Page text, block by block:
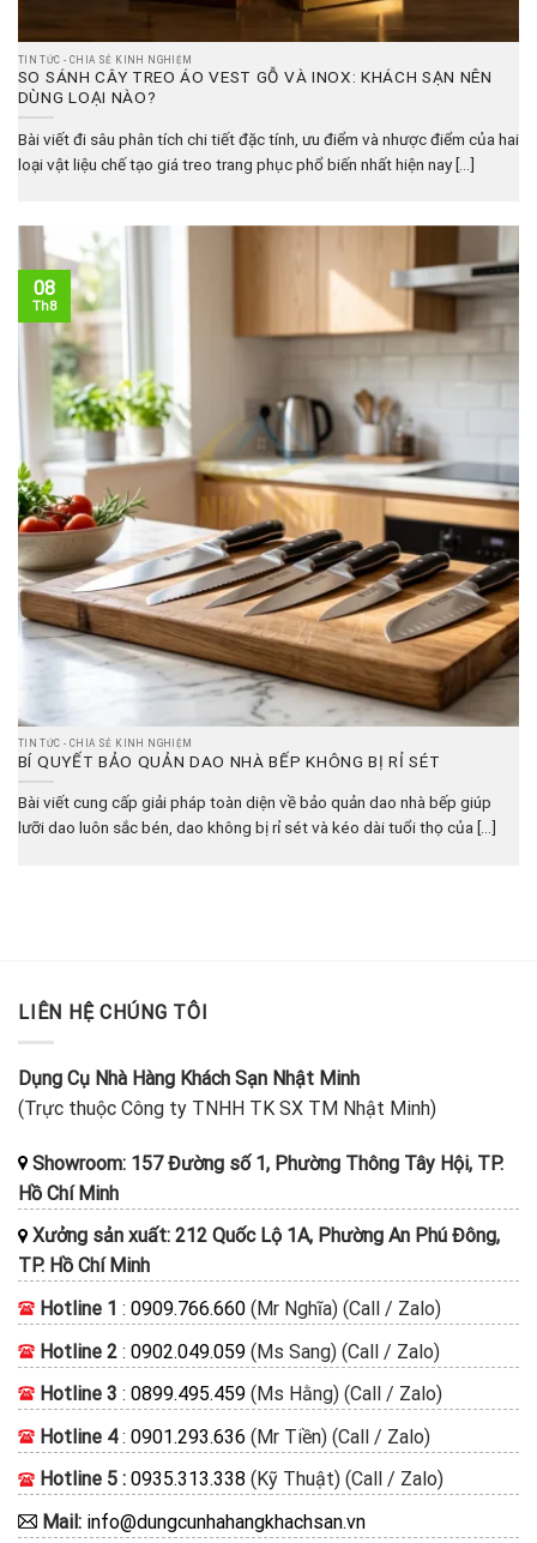
TIN TỨC - CHIA SẺ KINH NGHIỆM
SO SÁNH CÂY TREO ÁO VEST GỖ VÀ INOX: KHÁCH SẠN NÊN
DÙNG LOẠI NÀO?
Bài viết đi sâu phân tích chi tiết đặc tính, ưu điểm và nhược điểm của hai
loại vật liệu chế tạo giá treo trang phục phổ biến nhất hiện nay [...]
TIN TỨC - CHIA SẺ KINH NGHIỆM
BÍ QUYẾT BẢO QUẢN DAO NHÀ BẾP KHÔNG BỊ RỈ SÉT
Bài viết cung cấp giải pháp toàn diện về bảo quản dao nhà bếp giúp
lưỡi dao luôn sắc bén, dao không bị rỉ sét và kéo dài tuổi thọ của [...]
08
Th8
LIÊN HỆ CHÚNG TÔI
Dụng Cụ Nhà Hàng Khách Sạn Nhật Minh
(Trực thuộc Công ty TNHH TK SX TM Nhật Minh)
Showroom: 157 Đường số 1, Phường Thông Tây Hội, TP.
Hồ Chí Minh
Xưởng sản xuất: 212 Quốc Lộ 1A, Phường An Phú Đông,
TP. Hồ Chí Minh
Hotline 1 : 0909.766.660 (Mr Nghĩa) (Call / Zalo)
Hotline 2 : 0902.049.059 (Ms Sang) (Call / Zalo)
Hotline 3 : 0899.495.459 (Ms Hằng) (Call / Zalo)
Hotline 4: 0901.293.636 (Mr Tiền) (Call / Zalo)
Hotline 5 : 0935.313.338 (Kỹ Thuật) (Call / Zalo)
Mail: info@dungcunhahangkhachsan.vn